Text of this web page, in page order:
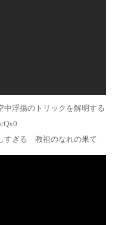
浮揚のトリックを解明する
すぎる 教祖のなれの果て